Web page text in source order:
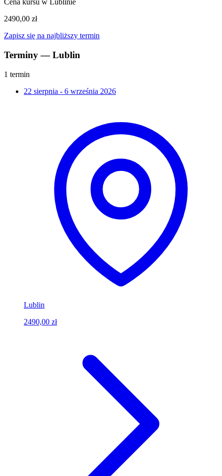
Cena kursu w Lublinie
2490,00 zł
Zapisz się na najbliższy termin
Terminy — Lublin
1 termin
22 sierpnia - 6 września 2026
Lublin
2490,00 zł